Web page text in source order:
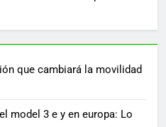
que cambiará la movilidad
model 3 e y en europa: Lo